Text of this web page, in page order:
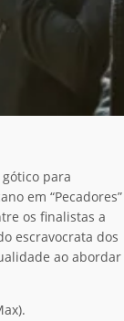
para
em “Pecadores”
os finalistas a
escravocrata dos
ao abordar